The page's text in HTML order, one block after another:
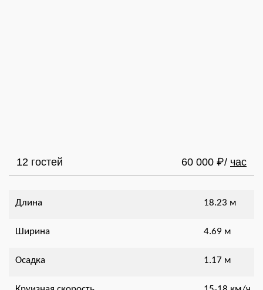
12 гостей 60 000 ₽/ час
Длина 18.23 м
Ширина 4.69 м
Осадка 1.17 м